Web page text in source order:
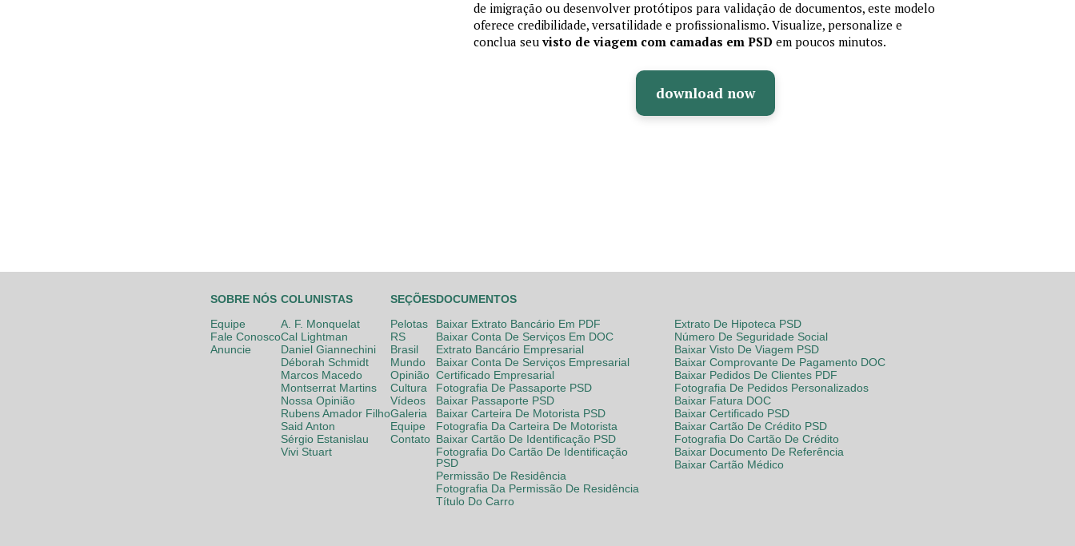
de imigração ou desenvolver protótipos para validação de documentos, este modelo
oferece credibilidade, versatilidade e profissionalismo. Visualize, personalize e
conclua seuvisto de viagem com camadas em PSD em poucos minutos.
download now
SOBRE NÓS
Equipe
Fale Conosco
Anuncie
COLUNISTAS
A. F. Monquelat
Cal Lightman
Daniel Giannechini
Déborah Schmidt
Marcos Macedo
Montserrat Martins
Nossa Opinião
Rubens Amador Filho
Said Anton
Sérgio Estanislau
Vivi Stuart
SEÇÕES
Pelotas
RS
Brasil
Mundo
Opinião
Cultura
Vídeos
Galeria
Equipe
Contato
DOCUMENTOS
Baixar Extrato Bancário Em PDF
Baixar Conta De Serviços Em DOC
Extrato Bancário Empresarial
Baixar Conta De Serviços Empresarial
Certificado Empresarial
Fotografia De Passaporte PSD
Baixar Passaporte PSD
Baixar Carteira De Motorista PSD
Fotografia Da Carteira De Motorista
Baixar Cartão De Identificação PSD
Fotografia Do Cartão De Identificação
PSD
Permissão De Residência
Fotografia Da Permissão De Residência
Título Do Carro
Extrato De Hipoteca PSD
Número De Seguridade Social
Baixar Visto De Viagem PSD
Baixar Comprovante De Pagamento DOC
Baixar Pedidos De Clientes PDF
Fotografia De Pedidos Personalizados
Baixar Fatura DOC
Baixar Certificado PSD
Baixar Cartão De Crédito PSD
Fotografia Do Cartão De Crédito
Baixar Documento De Referência
Baixar Cartão Médico